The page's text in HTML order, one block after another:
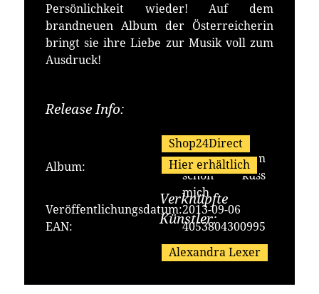
Persönlichkeit wieder! Auf dem
brandneuen Album der Österreicherin
bringt sie ihre Liebe zur Musik voll zum
Ausdruck!
Release Info:
Album:
Alexandra
Lexer - Komm
schon küss
mich
Veröffentlichungsdatum:2013-09-06
EAN:
4053804300995
Shop24Direct
Hier erhältlich
Verknüpfte
Künstler:
Alexandra Lexer